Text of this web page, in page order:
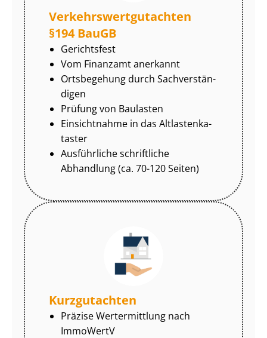
Ver­kehrs­wert­gut­ach­ten
§194 BauGB
Gerichtsfest
Vom Finanzamt anerkannt
Ortsbegehung durch Sach­ver­stän­
di­gen
Prüfung von Baulasten
Einsichtnahme in das Alt­las­ten­ka­
tas­ter
Ausführliche schriftliche
Abhandlung (ca. 70-120 Seiten)
Kurzgutachten
Präzise Wertermittlung nach
ImmoWertV